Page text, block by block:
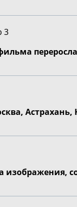
изображения,